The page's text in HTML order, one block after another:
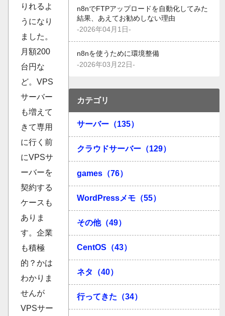
りれるよ
うになり
ました。
月額200
台円な
ど。VPS
サーバー
も増えて
きて専用
に行く前
にVPSサ
ーバーを
契約する
ケースも
ありま
す。企業
も積極
的？かは
わかりま
せんが
VPSサー
n8nでFTPアップロードを自動化してみた
結果、あえてお勧めしない理由
-2026年04月1日-
n8nを使うために環境整備
-2026年03月22日-
カテゴリ
サーバー（135）
クラウドサーバー（129）
games（76）
WordPressメモ（55）
その他（49）
CentOS（43）
ネタ（40）
行ってきた（34）